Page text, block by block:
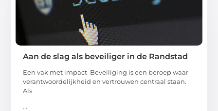
Aan de slag als beveiliger in de Randstad
Een vak met impact Beveiliging is een beroep waar
verantwoordelijkheid en vertrouwen centraal staan.
Als
...